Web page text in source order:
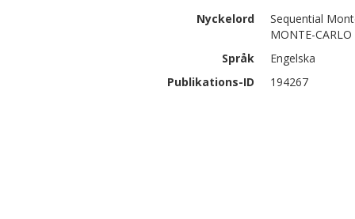
Nyckelord
Sequential
MONTE-CARLO
Språk
Engelska
Publikations-ID
194267